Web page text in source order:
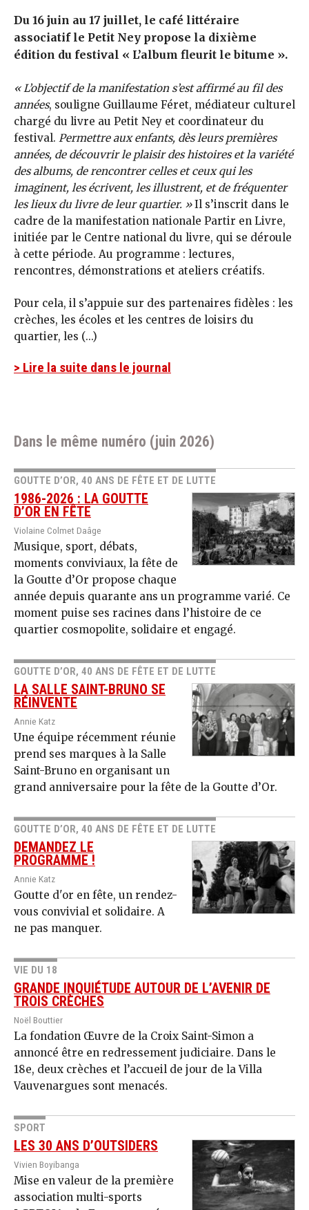
Du 16 juin au 17 juillet, le café littéraire
associatif le Petit Ney propose la dixième
édition du festival « L’album fleurit le bitume ».
« L’objectif de la manifestation s’est affirmé au fil des
années, souligne Guillaume Féret, médiateur culturel
chargé du livre au Petit Ney et coordinateur du
festival. Permettre aux enfants, dès leurs premières
années, de découvrir le plaisir des histoires et la variété
des albums, de rencontrer celles et ceux qui les
imaginent, les écrivent, les illustrent, et de fréquenter
les lieux du livre de leur quartier. »Il s’inscrit dans le
cadre de la manifestation nationale Partir en Livre,
initiée par le Centre national du livre, qui se déroule
à cette période. Au programme : lectures,
rencontres, démonstrations et ateliers créatifs.
Pour cela, il s’appuie sur des partenaires fidèles : les
crèches, les écoles et les centres de loisirs du
quartier, les (...)
> Lire la suite dans le journal
Dans le même numéro (juin 2026)
GOUTTE D’OR, 40 ANS DE FÊTE ET DE LUTTE
1986-2026 : LA GOUTTE
D’OR EN FÊTE
Violaine Colmet Daâge
Musique, sport, débats,
moments conviviaux, la fête de
la Goutte d’Or propose chaque
année depuis quarante ans un programme varié. Ce
moment puise ses racines dans l’histoire de ce
quartier cosmopolite, solidaire et engagé.
GOUTTE D’OR, 40 ANS DE FÊTE ET DE LUTTE
LA SALLE SAINT-BRUNO SE
RÉINVENTE
Annie Katz
Une équipe récemment réunie
prend ses marques à la Salle
Saint-Bruno en organisant un
grand anniversaire pour la fête de la Goutte d’Or.
GOUTTE D’OR, 40 ANS DE FÊTE ET DE LUTTE
DEMANDEZ LE
PROGRAMME !
Annie Katz
Goutte d'or en fête, un rendez-
vous convivial et solidaire. A
ne pas manquer.
VIE DU 18
GRANDE INQUIÉTUDE AUTOUR DE L’AVENIR DE
TROIS CRÈCHES
Noël Bouttier
La fondation Œuvre de la Croix Saint-Simon a
annoncé être en redressement judiciaire. Dans le
18e, deux crèches et l’accueil de jour de la Villa
Vauvenargues sont menacés.
SPORT
LES 30 ANS D’OUTSIDERS
Vivien Boyibanga
Mise en valeur de la première
association multi-sports